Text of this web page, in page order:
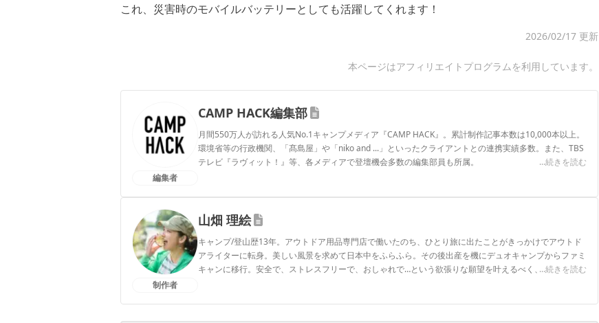
これ、災害時のモバイルバッテリーとしても活躍してくれます！
2026/02/17 更新
本ページはアフィリエイトプログラムを利用しています。
編集者
CAMP HACK編集部
月間550万人が訪れる人気No.1キャンプメディア『CAMP HACK』。累計制作記事本数は10,000本以上。
環境省等の行政機関、「髙島屋」や「niko and ...」といったクライアントとの連携実績多数。また、TBS
テレビ『ラヴィット！』等、各メディアで登壇機会多数の編集部員も所属。
...続きを読む
制作者
山畑 理絵
キャンプ/登山歴13年。アウトドア用品専門店で働いたのち、ひとり旅に出たことがきっかけでアウトド
アライターに転身。美しい風景を求めて日本中をふらふら。その後出産を機にデュオキャンプからファミ
キャンに移行。安全で、ストレスフリーで、おしゃれで…という欲張りな願望を叶えるべく、キャンプギ
...続きを読む
山畑 理絵のプロフィール